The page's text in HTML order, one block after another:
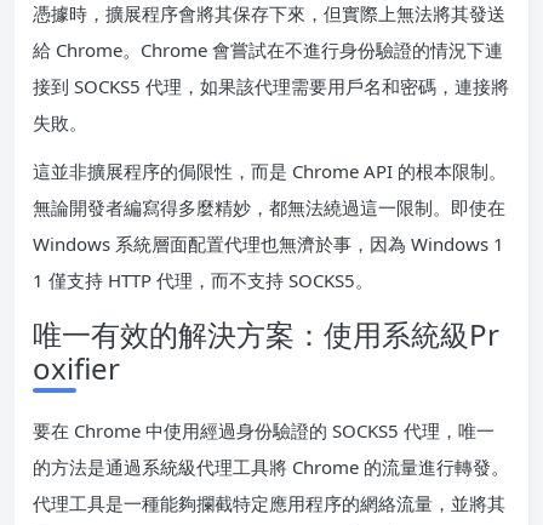
憑據時，擴展程序會將其保存下來，但實際上無法將其發送
給 Chrome。Chrome 會嘗試在不進行身份驗證的情況下連
接到 SOCKS5 代理，如果該代理需要用戶名和密碼，連接將
失敗。
這並非擴展程序的侷限性，而是 Chrome API 的根本限制。
無論開發者編寫得多麼精妙，都無法繞過這一限制。即使在
Windows 系統層面配置代理也無濟於事，因為 Windows 1
1 僅支持 HTTP 代理，而不支持 SOCKS5。
唯一有效的解決方案：使用系統級Pr
oxifier
要在 Chrome 中使用經過身份驗證的 SOCKS5 代理，唯一
的方法是通過系統級代理工具將 Chrome 的流量進行轉發。
代理工具是一種能夠攔截特定應用程序的網絡流量，並將其